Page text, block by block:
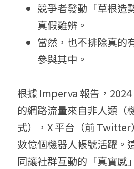
競爭者發動「草根造
真假難辨。
當然，也不排除真的
參與其中。
根據 Imperva 報告，
的網路流量來自非人類（
式），X 平台（前
數億個機器人帳號活躍。
同讓社群互動的「真實感